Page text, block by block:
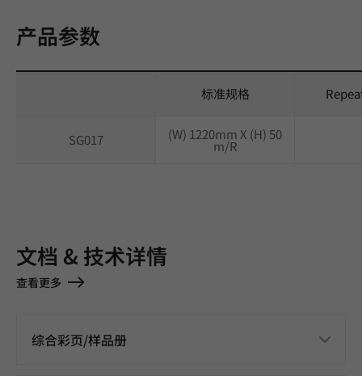
产品参数
标准规格
SG017 (W) 1220mm X (H) 50
m/R
文档 & 技术详情
查看更多
综合彩页/样品册